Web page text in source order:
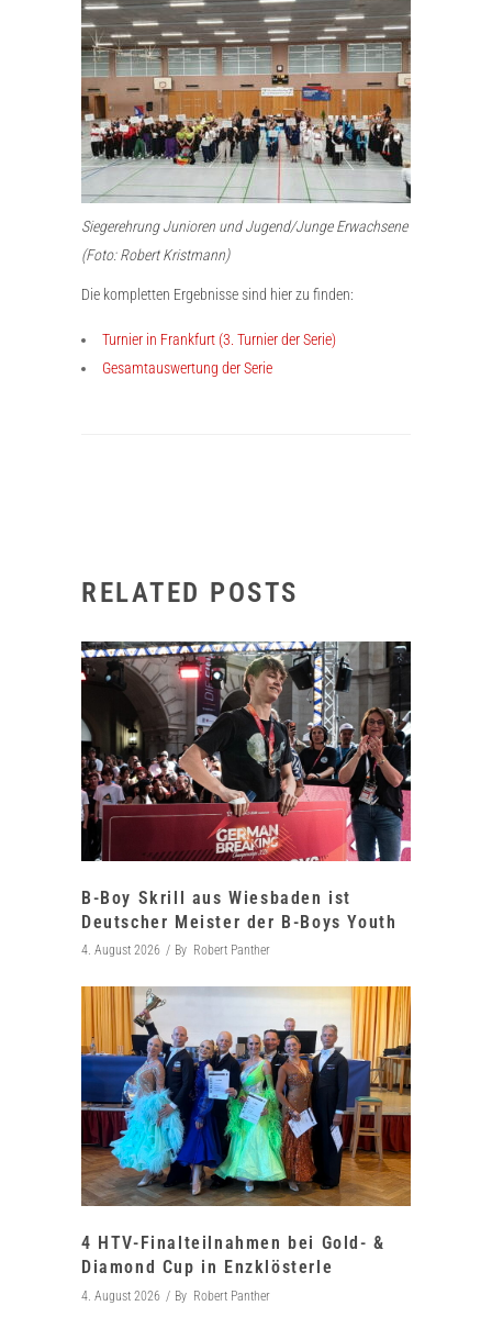
Siegerehrung Junioren und Jugend/Junge Erwachsene
(Foto: Robert Kristmann)
Die kompletten Ergebnisse sind hier zu finden:
Turnier in Frankfurt (3. Turnier der Serie)
Gesamtauswertung der Serie
RELATED POSTS
B-Boy Skrill aus Wiesbaden ist
Deutscher Meister der B-Boys Youth
4. August 2026 By Robert Panther
4 HTV-Finalteilnahmen bei Gold- &
Diamond Cup in Enzklösterle
4. August 2026 By Robert Panther